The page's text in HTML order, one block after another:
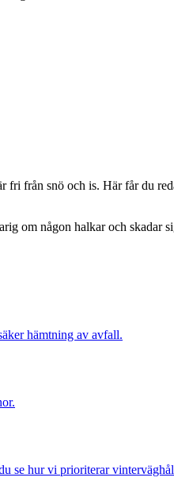
fri från snö och is. Här får du
om någon halkar och skadar
hämtning av avfall.
se hur vi prioriterar